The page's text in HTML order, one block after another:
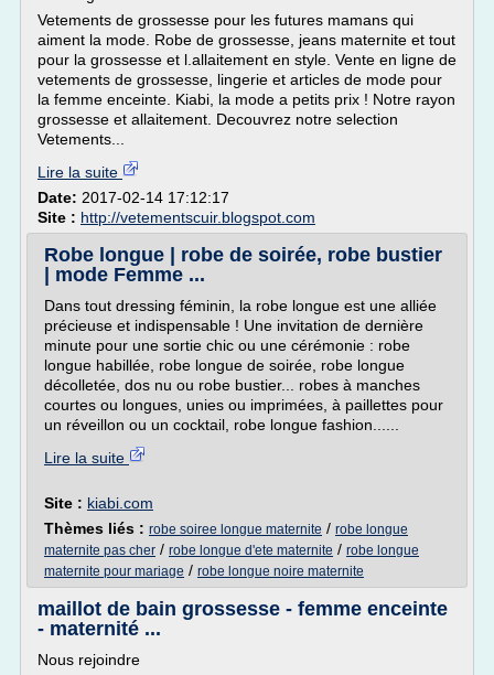
Vetements de grossesse pour les futures mamans qui
aiment la mode. Robe de grossesse, jeans maternite et tout
pour la grossesse et l.allaitement en style. Vente en ligne de
vetements de grossesse, lingerie et articles de mode pour
la femme enceinte. Kiabi, la mode a petits prix ! Notre rayon
grossesse et allaitement. Decouvrez notre selection
Vetements...
Lire la suite
Date: 2017-02-14 17:12:17
Site : http://vetementscuir.blogspot.com
Robe longue | robe de soirée, robe bustier
| mode Femme ...
Dans tout dressing féminin, la robe longue est une alliée
précieuse et indispensable ! Une invitation de dernière
minute pour une sortie chic ou une cérémonie : robe
longue habillée, robe longue de soirée, robe longue
décolletée, dos nu ou robe bustier... robes à manches
courtes ou longues, unies ou imprimées, à paillettes pour
un réveillon ou un cocktail, robe longue fashion......
Lire la suite
Site : kiabi.com
Thèmes liés : robe soiree longue maternite / robe longue
maternite pas cher / robe longue d'ete maternite / robe longue
maternite pour mariage / robe longue noire maternite
maillot de bain grossesse - femme enceinte
- maternité ...
Nous rejoindre